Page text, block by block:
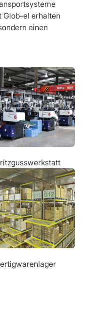
Glob-el erhalten
einen